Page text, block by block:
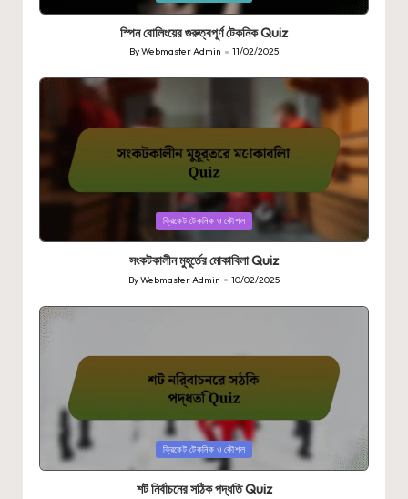
in
স্পিন বোলিংয়ের গুরুত্বপূর্ণ টেকনিক Quiz
Posted
by
ByWebmaster Admin 11/02/2025
in
ক্রিকেট টেকনিক ও কৌশল
সংকটকালীন মুহূর্তের মোকাবিলা Quiz
Posted
ByWebmaster Admin 10/02/2025
Posted
in
ক্রিকেট টেকনিক ও কৌশল
শট নির্বাচনের সঠিক পদ্ধতি Quiz